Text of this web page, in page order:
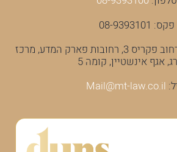
פקס: 08-9393101
סניף ראשי רחובות: רחוב פקריס 3, רחובות פארק המדע, מרכז
אגף אינשטיין, קומה 5
Mail@mt-law.co.il